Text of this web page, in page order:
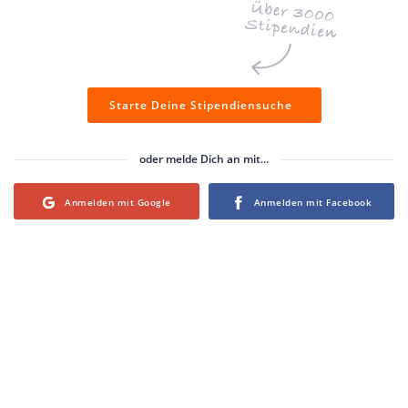
Starte Deine Stipendiensuche
oder melde Dich an mit...
Login with Google Login with Facebook